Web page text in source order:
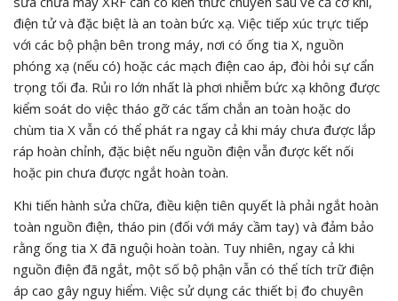
điện tử và đặc biệt là an toàn bức xạ. Việc tiếp xúc trực tiếp
với các bộ phận bên trong máy, nơi có ống tia X, nguồn
phóng xạ (nếu có) hoặc các mạch điện cao áp, đòi hỏi sự cẩn
trọng tối đa. Rủi ro lớn nhất là phơi nhiễm bức xạ không được
kiểm soát do việc tháo gỡ các tấm chắn an toàn hoặc do
chùm tia X vẫn có thể phát ra ngay cả khi máy chưa được lắp
ráp hoàn chỉnh, đặc biệt nếu nguồn điện vẫn được kết nối
hoặc pin chưa được ngắt hoàn toàn.
Khi tiến hành sửa chữa, điều kiện tiên quyết là phải ngắt hoàn
toàn nguồn điện, tháo pin (đối với máy cầm tay) và đảm bảo
rằng ống tia X đã nguội hoàn toàn. Tuy nhiên, ngay cả khi
nguồn điện đã ngắt, một số bộ phận vẫn có thể tích trữ điện
áp cao gây nguy hiểm. Việc sử dụng các thiết bị đo chuyên